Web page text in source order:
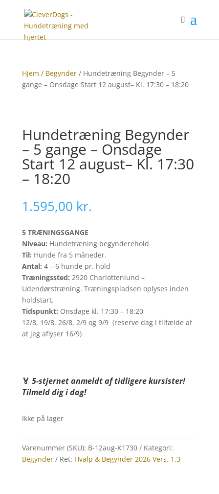
Hjem / Begynder/ Hundetræning Begynder – 5
gange – Onsdage Start 12 august– Kl. 17:30 – 18:20
Hundetræning Begynder
– 5 gange – Onsdage
Start 12 august– Kl. 17:30
– 18:20
1.595,00 kr.
5 TRÆNINGSGANGE
Niveau: Hundetræning begynderehold
Til: Hunde fra 5 måneder.
Antal: 4 – 6 hunde pr. hold
Træningssted: 2920 Charlottenlund –
Udendørstræning. Træningspladsen oplyses inden
holdstart.
Tidspunkt: Onsdage kl. 17:30 – 18:20
12/8, 19/8, 26/8, 2/9 og 9/9 (reserve dag i tilfælde af
at jeg aflyser 16/9)
🏅 5-stjernet anmeldt af tidligere kursister!
Tilmeld dig i dag!
Ikke på lager
Varenummer (SKU): B-12aug-K1730
Kategori:
Begynder
Ret: Hvalp & Begynder 2026 Vers. 1.3